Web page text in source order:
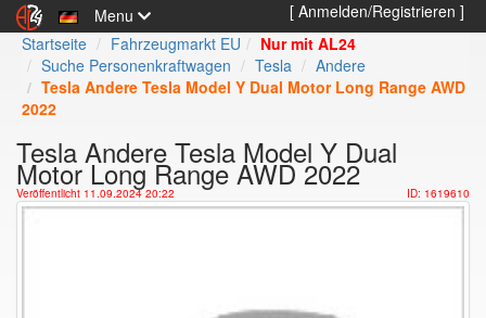
Menu
[ Anmelden/Registrieren ]
Startseite
Fahrzeugmarkt EU
Nur mit AL24
Suche Personenkraftwagen
Tesla
Andere
Tesla Andere Tesla Model Y Dual Motor Long Range AWD
2022
Tesla Andere Tesla Model Y Dual
Motor Long Range AWD 2022
Veröffentlicht 11.09.2024 20:22 ID: 1619610